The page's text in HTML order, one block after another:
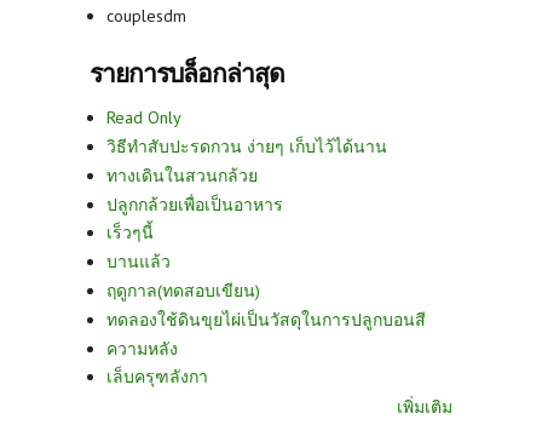
couplesdm
รายการบล็อกล่าสุด
Read Only
วิธีทำสับปะรดกวน ง่ายๆ เก็บไว้ได้นาน
ทางเดินในสวนกล้วย
ปลูกกล้วยเพื่อเป็นอาหาร
เร็วๆนี้
บานแล้ว
ฤดูกาล(ทดสอบเขียน)
ทดลองใช้ดินขุยไผ่เป็นวัสดุในการปลูกบอนสี
ความหลัง
เล็บครุฑลังกา
เพิ่มเติม